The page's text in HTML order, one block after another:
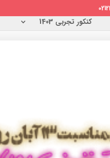
کنکور تجربی 1403